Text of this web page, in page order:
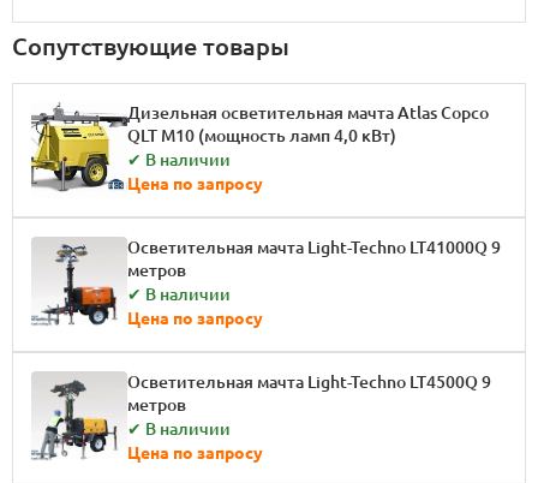
Сопутствующие товары
Дизельная осветительная мачта Atlas Copco
QLT M10 (мощность ламп 4,0 кВт)
✔ В наличии
Цена по запросу
Осветительная мачта Light-Techno LT41000Q 9
метров
✔ В наличии
Цена по запросу
Осветительная мачта Light-Techno LT4500Q 9
метров
✔ В наличии
Цена по запросу